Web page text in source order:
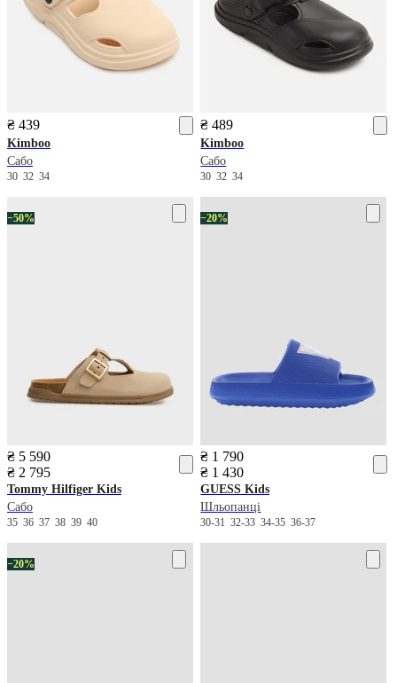
₴ 439
Kimboo
Сабо
30 32 34
₴ 489
Kimboo
Сабо
303234
−50%
₴ 5 590
₴ 2 795
Tommy Hilfiger Kids
Сабо
35 36 37 38 39 40
−20%
₴ 1 790
₴ 1 430
GUESS Kids
Шльопанці
30-3132-3334-3536-37
−20%